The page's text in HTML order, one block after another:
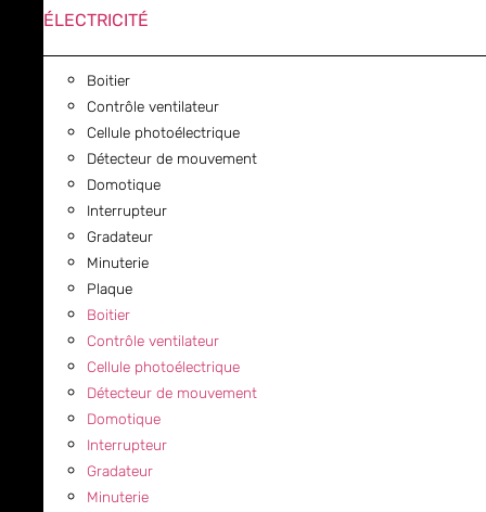
ÉLECTRICITÉ
Boitier
Contrôle ventilateur
Cellule photoélectrique
Détecteur de mouvement
Domotique
Interrupteur
Gradateur
Minuterie
Plaque
Boitier
Contrôle ventilateur
Cellule photoélectrique
Détecteur de mouvement
Domotique
Interrupteur
Gradateur
Minuterie